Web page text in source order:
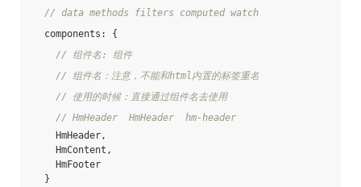
// data methods filters computed watch
components : {
// 组件名: 组件
// 组件名：注意，不能和html内置的标签重名
// 使用的时候：直接通过组件名去使用
// HmHeader  HmHeader  hm-header
HmHeader,
HmContent,
HmFooter
}